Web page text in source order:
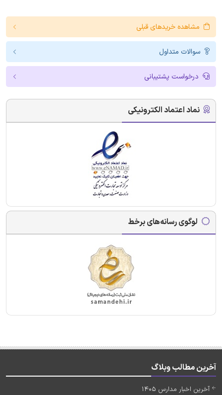
مشاهده خریدهای قبلی
سوالات متداول
درخواست پشتیبانی
نماد اعتماد الکترونیکی
لوگوی رسانه‌های برخط
آخرین مطالب وبلاگ
آخرین اخبار مدارس 1405